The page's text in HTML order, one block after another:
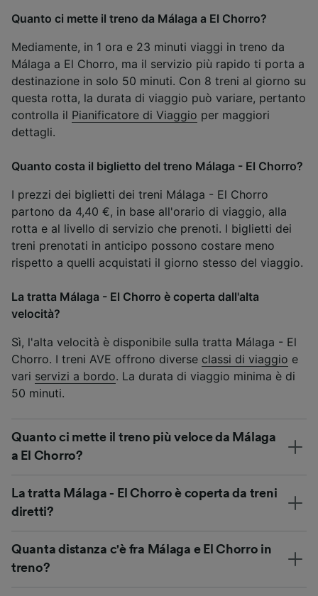
Quanto ci mette il treno da Málaga a El Chorro?
Mediamente, in 1 ora e 23 minuti viaggi in treno da
Málaga a El Chorro, ma il servizio più rapido ti porta a
destinazione in solo 50 minuti. Con 8 treni al giorno su
questa rotta, la durata di viaggio può variare, pertanto
controlla il Pianificatore di Viaggio per maggiori
dettagli.
Quanto costa il biglietto del treno Málaga - El Chorro?
I prezzi dei biglietti dei treni Málaga - El Chorro
partono da 4,40 €, in base all'orario di viaggio, alla
rotta e al livello di servizio che prenoti. I biglietti dei
treni prenotati in anticipo possono costare meno
rispetto a quelli acquistati il giorno stesso del viaggio.
La tratta Málaga - El Chorro è coperta dall'alta
velocità?
Sì, l'alta velocità è disponibile sulla tratta Málaga - El
Chorro. I treni AVE offrono diverse classi di viaggio e
vari servizi a bordo. La durata di viaggio minima è di
50 minuti.
Quanto ci mette il treno più veloce da Málaga
a El Chorro?
La tratta Málaga - El Chorro è coperta da treni
diretti?
Quanta distanza c'è fra Málaga e El Chorro in
treno?